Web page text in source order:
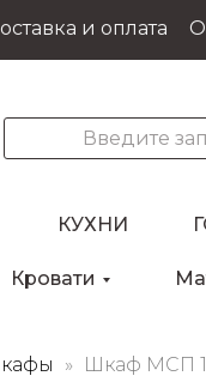
и оплата
КУХНИ
Кровати
Шкаф МСП 1